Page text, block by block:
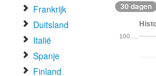
Frankrijk
Duitsland
Italië
Spanje
Finland
30 dagen
100.…